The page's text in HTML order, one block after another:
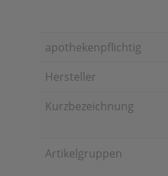
apothekenpflichtig
Hersteller
Kurzbezeichnung
Artikelgruppen